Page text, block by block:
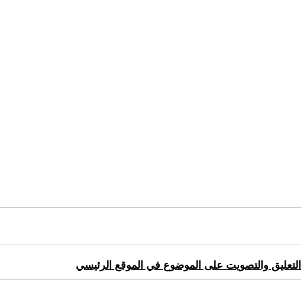
التعليق والتصويت على الموضوع في الموقع الرئيسي